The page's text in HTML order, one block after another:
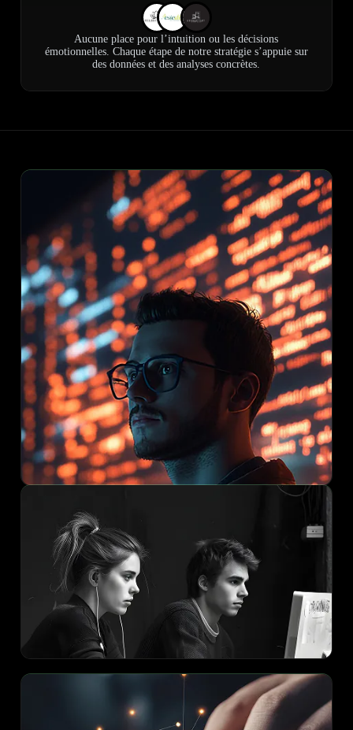
Aucune place pour l’intuition ou les décisions
émotionnelles. Chaque étape de notre stratégie s’appuie sur
des données et des analyses concrètes.